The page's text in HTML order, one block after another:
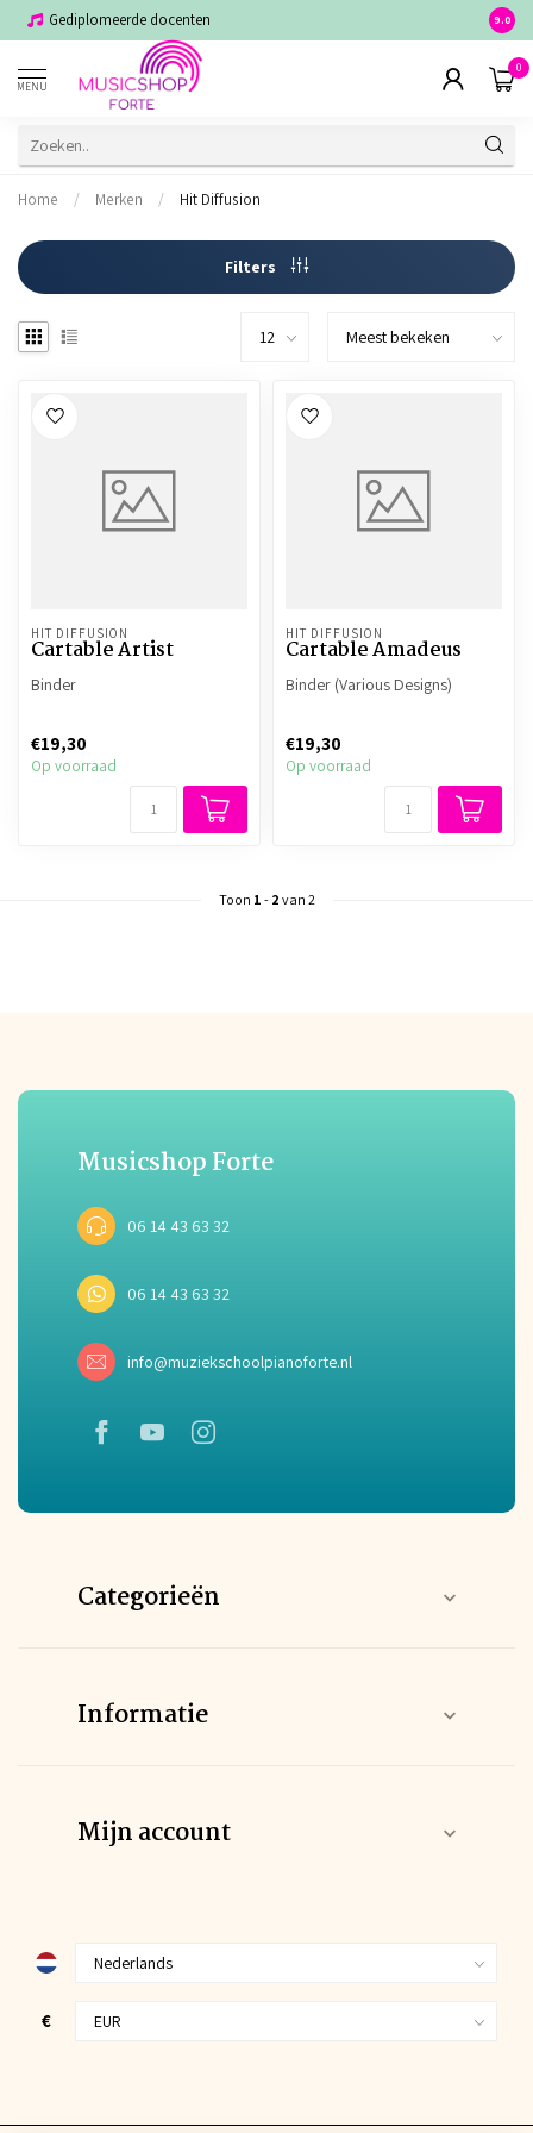
Gediplomeerde docenten Voor
9.0
MENU
0
Home / Merken / Hit Diffusion
Filters
HIT DIFFUSION
Cartable Artist
Binder
€19,30
Op voorraad
HIT DIFFUSION
Cartable Amadeus
Binder (Various Designs)
€19,30
Op voorraad
Toon 1 - 2 van 2
Musicshop Forte
06 14 43 63 32
06 14 43 63 32
info@muziekschoolpianoforte.nl
Categorieën
Informatie
Mijn account
€